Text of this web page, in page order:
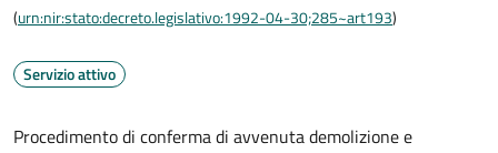
(urn:nir:stato:decreto.legislativo:1992-04-30;285~art193)
Servizio attivo
Procedimento di conferma di avvenuta demolizione e